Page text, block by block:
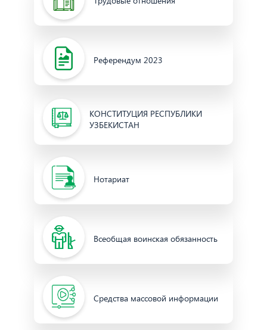
Референдум 2023
КОНСТИТУЦИЯ РЕСПУБЛИКИ
УЗБЕКИСТАН
Нотариат
Всеобщая воинская обязанность
Средства массовой информации